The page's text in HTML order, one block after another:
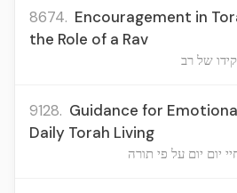
8674. Encouragement in
the Role of a Rav
של רב
9128. Guidance for
Daily Torah Living
יום יום על פי תורה